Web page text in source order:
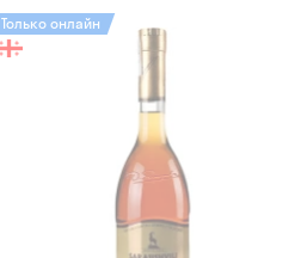
Только онлайн